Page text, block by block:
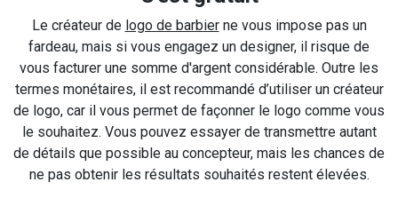
Le créateur de logo de barbierne vous impose pas un
fardeau, mais si vous engagez un designer, il risque de
vous facturer une somme d'argent considérable. Outre les
termes monétaires, il est recommandé d’utiliser un créateur
de logo, car il vous permet de façonner le logo comme vous
le souhaitez. Vous pouvez essayer de transmettre autant
de détails que possible au concepteur, mais les chances de
ne pas obtenir les résultats souhaités restent élevées.